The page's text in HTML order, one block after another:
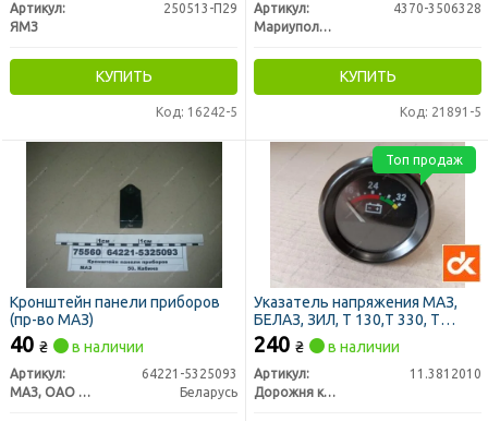
Артикул:
250513-П29
ЯМЗ
КУПИТЬ
Код: 16242-5
Артикул:
4370-3506328
Мариуполь РТИ
КУПИТЬ
Код: 21891-5
Кронштейн панели приборов
(пр-во МАЗ)
40 ₴ в наличии
Артикул:
64221-5325093
МАЗ, ОАО «Минский автомобильный завод»
Беларусь
Указатель напряжения МАЗ,
БЕЛАЗ, ЗИЛ, Т 130,Т 330, Т
400/500 ЧТЗ (ДК)
240 ₴ в наличии
Артикул:
11.3812010
Дорожня карта
Топ продаж